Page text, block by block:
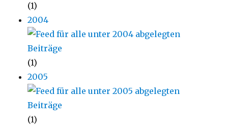
(1)
2004
(1)
2005
(1)